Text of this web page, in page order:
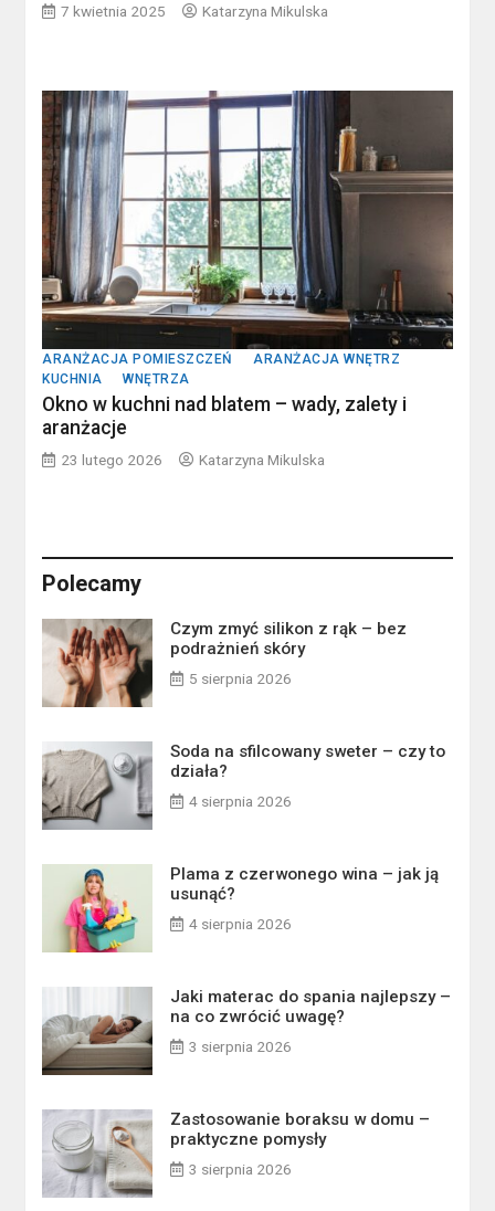
7 kwietnia 2025 Katarzyna Mikulska
ARANŻACJA POMIESZCZEŃ
ARANŻACJA WNĘTRZ
KUCHNIA
WNĘTRZA
Okno w kuchni nad blatem – wady, zalety i
aranżacje
23 lutego 2026 Katarzyna Mikulska
Polecamy
Czym zmyć silikon z rąk – bez
podrażnień skóry
5 sierpnia 2026
Soda na sfilcowany sweter – czy to
działa?
4 sierpnia 2026
Plama z czerwonego wina – jak ją
usunąć?
4 sierpnia 2026
Jaki materac do spania najlepszy –
na co zwrócić uwagę?
3 sierpnia 2026
Zastosowanie boraksu w domu –
praktyczne pomysły
3 sierpnia 2026